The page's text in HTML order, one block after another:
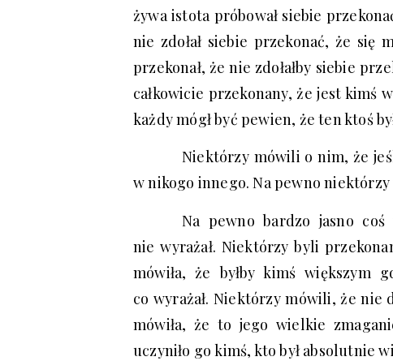
żywa istota próbował siebie
nie zdołał siebie przekonać, że się
przekonał, że nie zdołałby siebie
całkowicie przekonany, że jest kimś
każdy mógł być pewien, że ten ktoś
Niektórzy mówili o nim, że
w nikogo innego. Na pewno
Na pewno bardzo jasno
nie wyrażał. Niektórzy byli
mówiła, że byłby kimś większym
co wyrażał. Niektórzy mówili, że nie
mówiła, że to jego wielkie
uczyniło go kimś, kto był absolutnie